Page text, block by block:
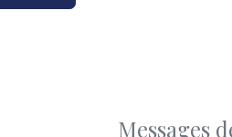
Messages